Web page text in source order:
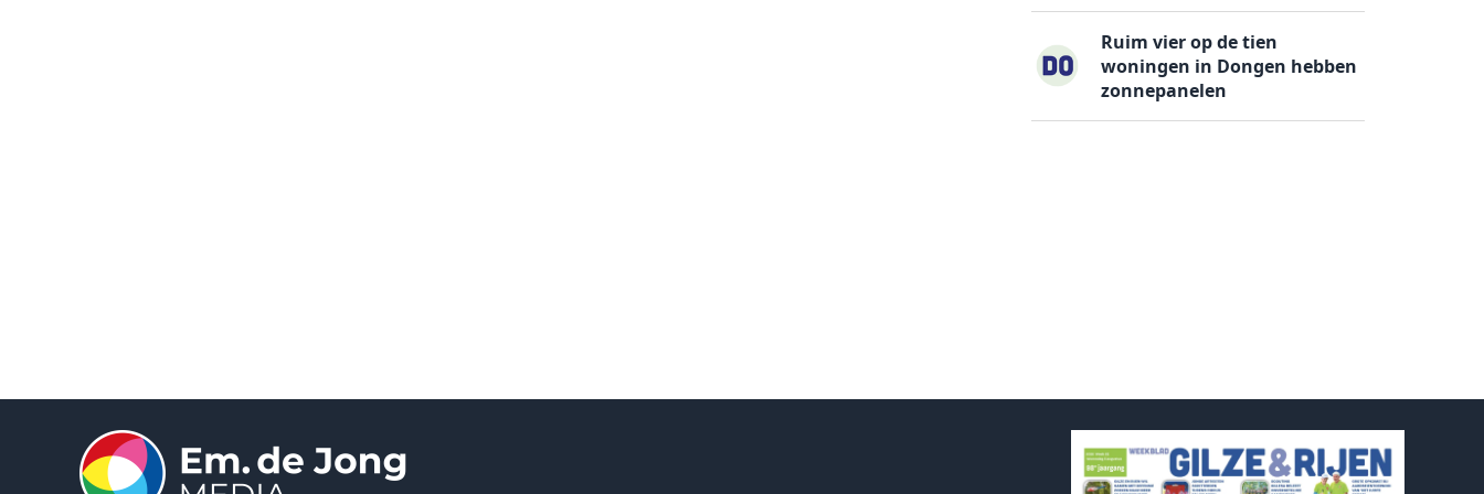
Ruim vier op de tien
woningen in Dongen hebben
zonnepanelen